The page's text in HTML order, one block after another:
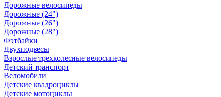
Дорожные велосипеды
Дорожные (24")
Дорожные (26")
Дорожные (28")
Фэтбайки
Двухподвесы
Взрослые трехколесные велосипеды
Детский транспорт
Веломобили
Детские квадроциклы
Детские мотоциклы